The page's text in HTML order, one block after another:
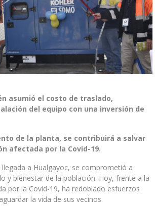
asumió el costo de traslado,
del equipo con una inversión de
de la planta, se contribuirá a salvar
afectada por la Covid-19.
llegada a Hualgayoc, se comprometió a
y bienestar de la población. Hoy, frente a la
por la Covid-19, ha redoblado esfuerzos
la vida de sus vecinos.